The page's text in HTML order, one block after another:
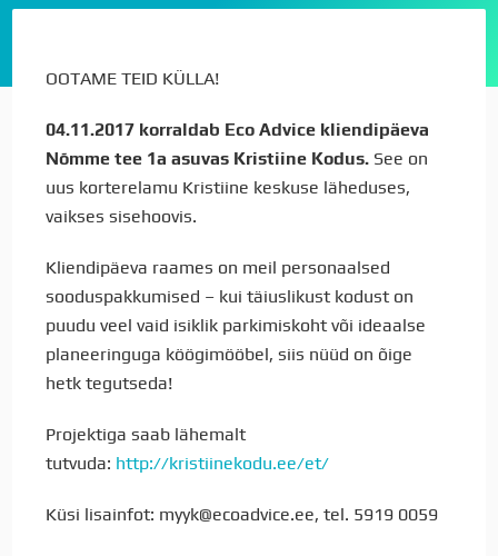
OOTAME TEID KÜLLA!
04.11.2017 korraldab Eco Advice kliendipäeva
Nõmme tee 1a asuvas Kristiine Kodus. See on
uus korterelamu Kristiine keskuse läheduses,
vaikses sisehoovis.
Kliendipäeva raames on meil personaalsed
sooduspakkumised – kui täiuslikust kodust on
puudu veel vaid isiklik parkimiskoht või ideaalse
planeeringuga köögimööbel, siis nüüd on õige
hetk tegutseda!
Projektiga saab lähemalt
tutvuda: http://kristiinekodu.ee/et/
Küsi lisainfot: myyk@ecoadvice.ee, tel. 5919 0059